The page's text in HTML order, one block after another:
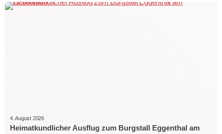
4. August 2026
Heimatkundlicher Ausflug zum Burgstall Eggenthal am